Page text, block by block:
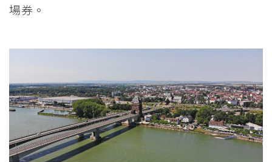
場券。